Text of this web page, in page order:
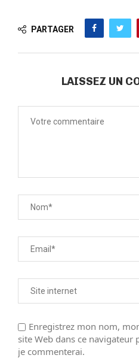
PARTAGER
LAISSEZ UN
Enregistrez mon nom,
site Web dans ce
je commenterai.